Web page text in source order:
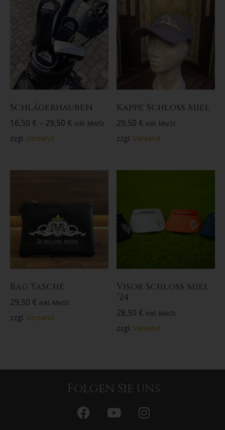
Schlägerhauben
16,50 € – 29,50 € inkl. MwSt.
zzgl. Versand
Kappe Schloss Miel
29,50 € inkl. MwSt.
zzgl.Versand
Bag Tasche
29,50 € inkl. MwSt.
zzgl. Versand
Visor Schloss Miel
’24
28,50 € inkl. MwSt.
zzgl.Versand
Folgen Sie uns